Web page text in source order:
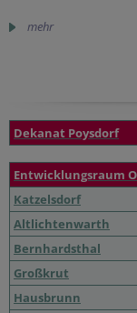
mehr
Dekanat Poysdorf
Entwicklungsraum
Katzelsdorf
Altlichtenwarth
Bernhardsthal
Großkrut
Hausbrunn